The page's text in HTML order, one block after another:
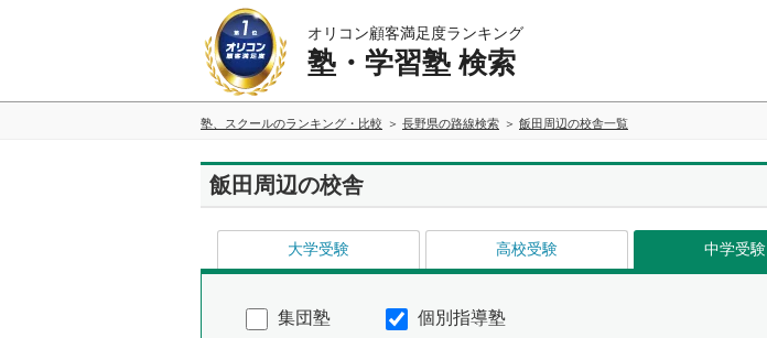
オリコン顧客満足度ランキング
塾・学習塾 検索
塾、スクールのランキング・比較 長野県の路線検索 飯田周辺の校舎一覧
飯田周辺の校舎
大学受験 高校受験 中学受験
集団塾 個別指導塾